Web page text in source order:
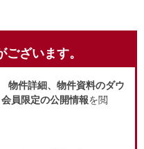
ございます。
物件詳細、物件資料のダウ
会員限定の公開情報を閲